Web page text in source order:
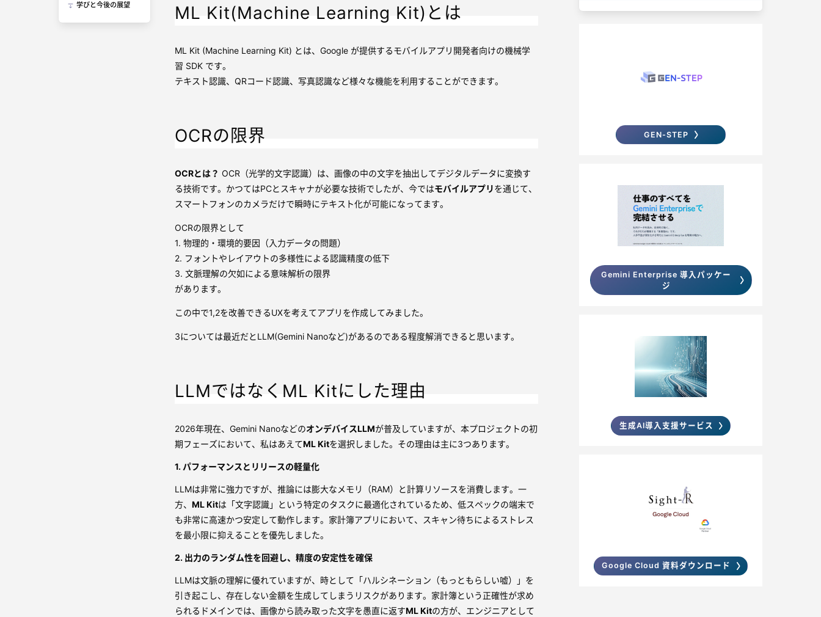
学びと今後の展望 ML Kit(Machine Learning Kit)とは
ML Kit (Machine Learning Kit) とは、Google が提供するモバイルアプリ開発者向けの機械学
習 SDK です。
テキスト認識、QRコード認識、写真認識など様々な機能を利用することができます。
OCRの限界
OCRとは？ OCR（光学的文字認識）は、画像の中の文字を抽出してデジタルデータに変換す
る技術です。かつてはPCとスキャナが必要な技術でしたが、今ではモバイルアプリを通じて、
スマートフォンのカメラだけで瞬時にテキスト化が可能になってます。
OCRの限界として
1. 物理的・環境的要因（入力データの問題）
2. フォントやレイアウトの多様性による認識精度の低下
3. 文脈理解の欠如による意味解析の限界
があります。
この中で1,2を改善できるUXを考えてアプリを作成してみました。
3については最近だとLLM(Gemini Nanoなど)があるのである程度解消できると思います。
LLMではなくML Kitにした理由
2026年現在、Gemini NanoなどのオンデバイスLLMが普及していますが、本プロジェクトの初
期フェーズにおいて、私はあえてML Kitを選択しました。その理由は主に3つあります。
1. パフォーマンスとリリースの軽量化
LLMは非常に強力ですが、推論には膨大なメモリ（RAM）と計算リソースを消費します。一
方、ML Kitは「文字認識」という特定のタスクに最適化されているため、低スペックの端末で
も非常に高速かつ安定して動作します。家計簿アプリにおいて、スキャン待ちによるストレス
を最小限に抑えることを優先しました。
2. 出力のランダム性を回避し、精度の安定性を確保
LLMは文脈の理解に優れていますが、時として「ハルシネーション（もっともらしい嘘）」を
引き起こし、存在しない金額を生成してしまうリスクがあります。家計簿という正確性が求め
られるドメインでは、画像から読み取った文字を愚直に返すML Kitの方が、エンジニアとして
GEN-STEP
Gemini Enterprise 導入パッケー
ジ
生成AI導入支援サービス
Google Cloud 資料ダウンロード